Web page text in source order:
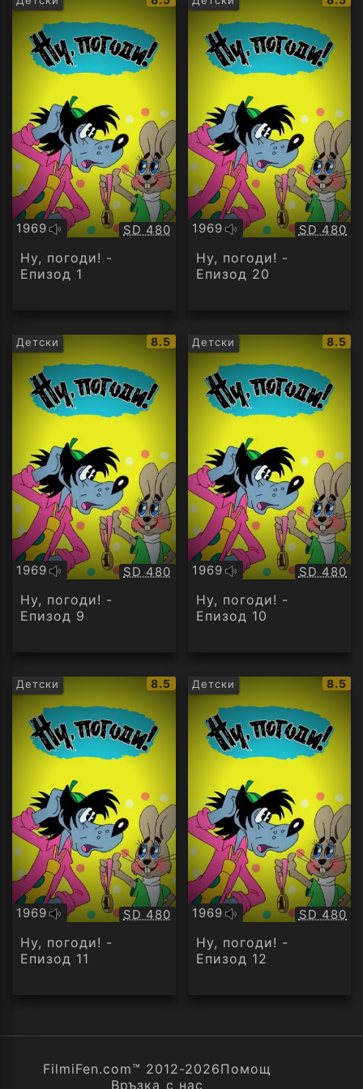
рейтинг:
1969
Оригинално
аудио
Качество:
SD 480
Ну, погоди! -
Епизод 1
1969
Оригинално
аудио
SD 480
Ну, погоди! -
Епизод 20
Детски
IMDb
рейтинг:
8.5
1969
Оригинално
аудио
Качество:
SD 480
Ну, погоди! -
Епизод 9
Детски
IMDb
8.5
1969
Оригинално
аудио
SD 480
Ну, погоди! -
Епизод 10
Детски
IMDb
рейтинг:
8.5
1969
Оригинално
аудио
Качество:
SD 480
Ну, погоди! -
Епизод 11
Детски
IMDb
8.5
1969
Оригинално
аудио
SD 480
Ну, погоди! -
Епизод 12
FilmiFen.com™ 2012-2026Помощ
Връзка с нас